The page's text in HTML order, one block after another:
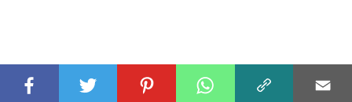
BIOLOGI 16 okt 2024
31 Fakta Om C3-
BIOLOGI 30 des 2024
28 Fakta Om C3-